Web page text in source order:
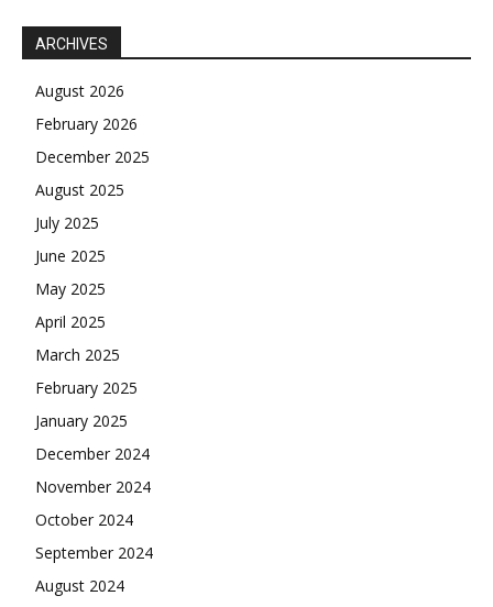
ARCHIVES
August 2026
February 2026
December 2025
August 2025
July 2025
June 2025
May 2025
April 2025
March 2025
February 2025
January 2025
December 2024
November 2024
October 2024
September 2024
August 2024